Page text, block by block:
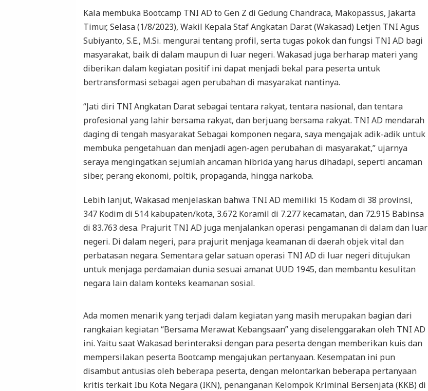
Kala membuka Bootcamp TNI AD to Gen Z di Gedung Chandraca, Makopassus, Jakarta
Timur, Selasa (1/8/2023), Wakil Kepala Staf Angkatan Darat (Wakasad) Letjen TNI Agus
Subiyanto, S.E., M.Si. mengurai tentang profil, serta tugas pokok dan fungsi TNI AD bagi
masyarakat, baik di dalam maupun di luar negeri. Wakasad juga berharap materi yang
diberikan dalam kegiatan positif ini dapat menjadi bekal para peserta untuk
bertransformasi sebagai agen perubahan di masyarakat nantinya.
“Jati diri TNI Angkatan Darat sebagai tentara rakyat, tentara nasional, dan tentara
profesional yang lahir bersama rakyat, dan berjuang bersama rakyat. TNI AD mendarah
daging di tengah masyarakat Sebagai komponen negara, saya mengajak adik-adik untuk
membuka pengetahuan dan menjadi agen-agen perubahan di masyarakat,” ujarnya
seraya mengingatkan sejumlah ancaman hibrida yang harus dihadapi, seperti ancaman
siber, perang ekonomi, poltik, propaganda, hingga narkoba.
Lebih lanjut, Wakasad menjelaskan bahwa TNI AD memiliki 15 Kodam di 38 provinsi,
347 Kodim di 514 kabupaten/kota, 3.672 Koramil di 7.277 kecamatan, dan 72.915 Babinsa
di 83.763 desa. Prajurit TNI AD juga menjalankan operasi pengamanan di dalam dan luar
negeri. Di dalam negeri, para prajurit menjaga keamanan di daerah objek vital dan
perbatasan negara. Sementara gelar satuan operasi TNI AD di luar negeri ditujukan
untuk menjaga perdamaian dunia sesuai amanat UUD 1945, dan membantu kesulitan
negara lain dalam konteks keamanan sosial.
Ada momen menarik yang terjadi dalam kegiatan yang masih merupakan bagian dari
rangkaian kegiatan “Bersama Merawat Kebangsaan” yang diselenggarakan oleh TNI AD
ini. Yaitu saat Wakasad berinteraksi dengan para peserta dengan memberikan kuis dan
mempersilakan peserta Bootcamp mengajukan pertanyaan. Kesempatan ini pun
disambut antusias oleh beberapa peserta, dengan melontarkan beberapa pertanyaan
kritis terkait Ibu Kota Negara (IKN), penanganan Kelompok Kriminal Bersenjata (KKB) di